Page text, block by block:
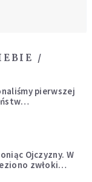
/
pierwszej
jak
Ojczyzny. W
zwłoki
potopu